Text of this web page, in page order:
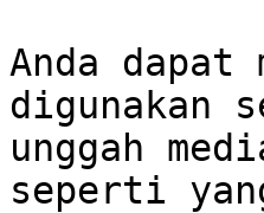
Anda dapat
digunakan
unggah
seperti